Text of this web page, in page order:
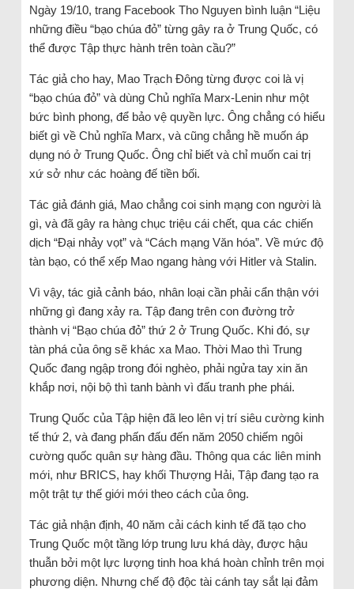
Ngày 19/10, trang Facebook Tho Nguyen bình luận “Liệu
những điều “bạo chúa đỏ” từng gây ra ở Trung Quốc, có
thể được Tập thực hành trên toàn cầu?”
Tác giả cho hay, Mao Trạch Đông từng được coi là vị
“bạo chúa đỏ” và dùng Chủ nghĩa Marx-Lenin như một
bức bình phong, để bảo vệ quyền lực. Ông chẳng có hiểu
biết gì về Chủ nghĩa Marx, và cũng chẳng hề muốn áp
dụng nó ở Trung Quốc. Ông chỉ biết và chỉ muốn cai trị
xứ sở như các hoàng đế tiền bối.
Tác giả đánh giá, Mao chẳng coi sinh mạng con người là
gì, và đã gây ra hàng chục triệu cái chết, qua các chiến
dịch “Đại nhảy vọt” và “Cách mạng Văn hóa”. Về mức độ
tàn bạo, có thể xếp Mao ngang hàng với Hitler và Stalin.
Vì vậy, tác giả cảnh báo, nhân loại cần phải cẩn thận với
những gì đang xảy ra. Tập đang trên con đường trở
thành vị “Bạo chúa đỏ” thứ 2 ở Trung Quốc. Khi đó, sự
tàn phá của ông sẽ khác xa Mao. Thời Mao thì Trung
Quốc đang ngập trong đói nghèo, phải ngửa tay xin ăn
khắp nơi, nội bộ thì tanh bành vì đấu tranh phe phái.
Trung Quốc của Tập hiện đã leo lên vị trí siêu cường kinh
tế thứ 2, và đang phấn đấu đến năm 2050 chiếm ngôi
cường quốc quân sự hàng đầu. Thông qua các liên minh
mới, như BRICS, hay khối Thượng Hải, Tập đang tạo ra
một trật tự thế giới mới theo cách của ông.
Tác giả nhận định, 40 năm cải cách kinh tế đã tạo cho
Trung Quốc một tầng lớp trung lưu khá dày, được hậu
thuẫn bởi một lực lượng tinh hoa khá hoàn chỉnh trên mọi
phương diện. Nhưng chế độ độc tài cánh tay sắt lại đảm